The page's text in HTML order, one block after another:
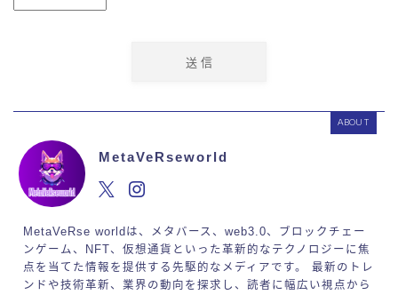
ABOUT
MetaVeRseworld
MetaVeRse worldは、メタバース、web3.0、ブロックチェー
ンゲーム、NFT、仮想通貨といった革新的なテクノロジーに焦
点を当てた情報を提供する先駆的なメディアです。 最新のトレ
ンドや技術革新、業界の動向を探求し、読者に幅広い視点から